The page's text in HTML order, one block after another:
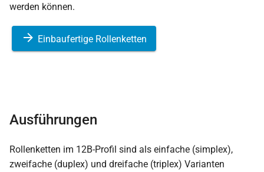
werden können.
Einbaufertige Rollenketten
Ausführungen
Rollenketten im 12B-Profil sind als einfache (simplex),
zweifache (duplex) und dreifache (triplex) Varianten